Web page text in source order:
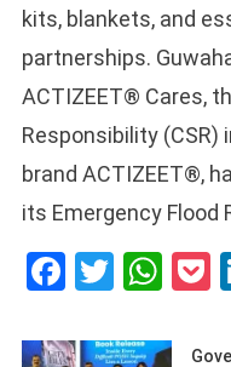
kits, blankets, and
partnerships.
ACTIZEET® Cares,
Responsibility
brand ACTIZEET®,
its Emergency Flood
Facebook